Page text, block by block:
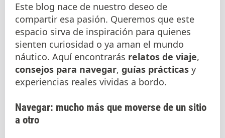
Este blog nace de nuestro deseo de
compartir esa pasión. Queremos que este
espacio sirva de inspiración para quienes
sienten curiosidad o ya aman el mundo
náutico. Aquí encontrarás relatos de viaje,
consejos para navegar, guías prácticas y
experiencias reales vividas a bordo.
Navegar: mucho más que moverse de un sitio
a otro